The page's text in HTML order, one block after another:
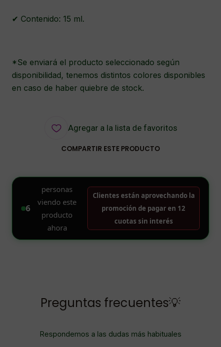
✔ Contenido: 15 ml.
*Se enviará el producto seleccionado según
disponibilidad, tenemos distintos colores disponibles
en caso de haber quiebre de stock.
Agregar a la lista de favoritos
COMPARTIR ESTE PRODUCTO
Preguntas frecuentes💡
Respondemos a las dudas más habituales